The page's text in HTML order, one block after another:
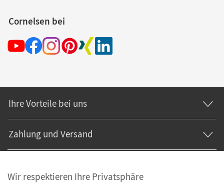
Cornelsen bei
Ihre Vorteile bei uns
Zahlung und Versand
Wir respektieren Ihre Privatsphäre